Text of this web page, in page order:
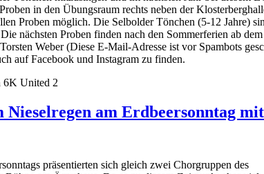
in den Übungsraum rechts neben der
Proben möglich. Die Selbolder Tönchen (5-12 Jahre)
nächsten Proben finden nach den Sommerferien ab dem
Weber (Diese E-Mail-Adresse ist vor Spambots
auf Facebook und Instagram zu finden.
am Erdbeersonntag
präsentierten sich gleich zwei Chorgruppen des